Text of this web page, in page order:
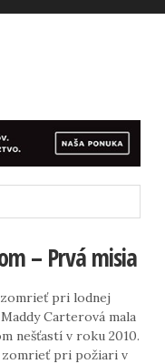
– Prvá misia
pri lodnej
Carterová mala
nešťastí v roku 2010.
zomrieť pri požiari v